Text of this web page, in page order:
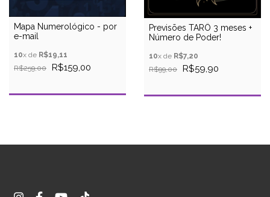
Mapa Numerológico - por
e-mail
10x de R$19,11
R$259,00
R$159,00
Previsões TARÔ 3 meses +
Número de Poder!
10x de R$7,20
R$99,00
R$59,90